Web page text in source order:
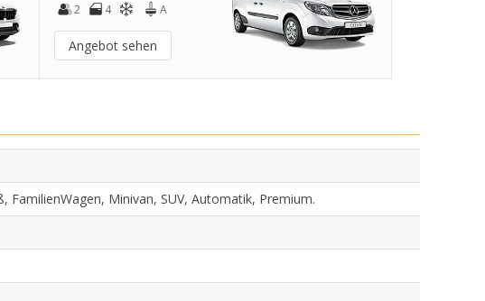
2
4 A
Angebot sehen
FamilienWagen, Minivan, SUV, Automatik, Premium.